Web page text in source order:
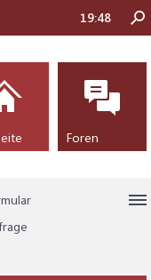
19:48
Foren